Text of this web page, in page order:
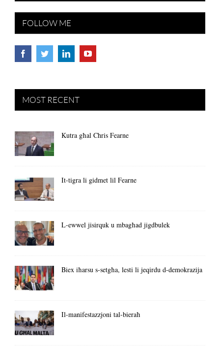
FOLLOW ME
MOST RECENT
Kutra għal Chris Fearne
It-tigra li gidmet lil Fearne
L-ewwel jisirquk u mbagħad jigdbulek
Biex iħarsu s-setgħa, lesti li jeqirdu d-demokrazija
Il-manifestazzjoni tal-bieraħ